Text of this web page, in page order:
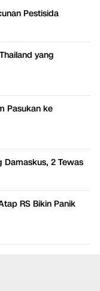
Pestisida
yang
Pasukan ke
Damaskus, 2 Tewas
RS Bikin Panik